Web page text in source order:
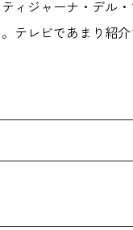
ィジャーナ・デル
テレビであまり紹